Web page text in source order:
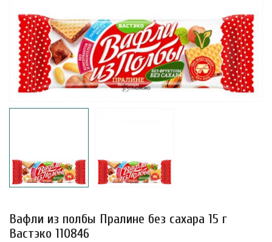
Вафли из полбы Пралине без сахара 15 г
Вастэко 110846